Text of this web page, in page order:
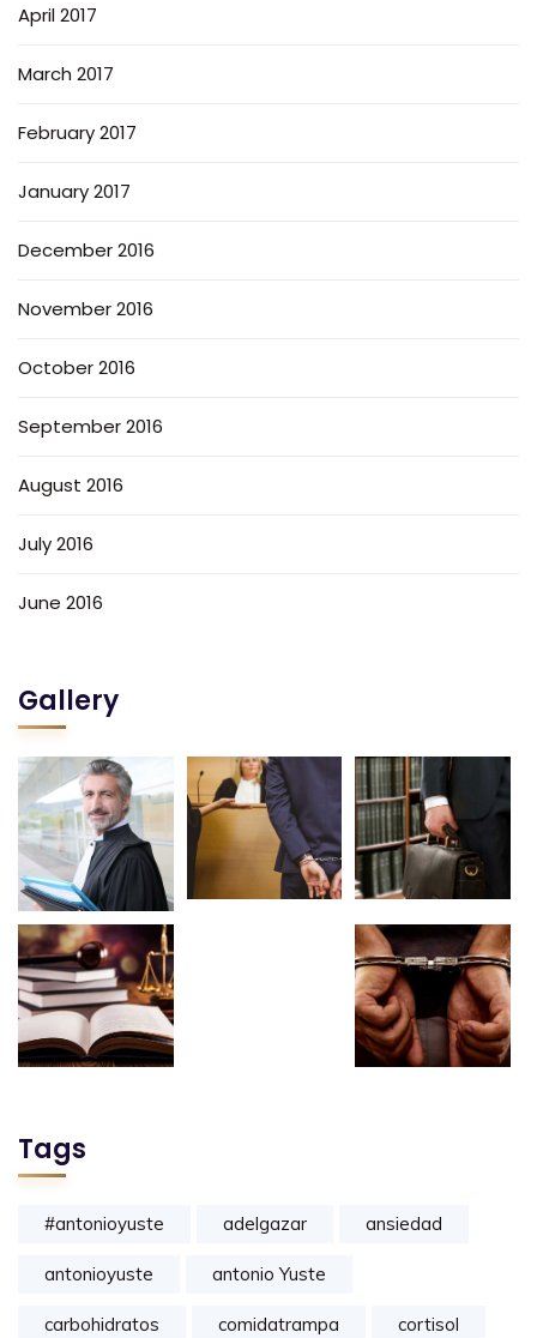
April 2017
March 2017
February 2017
January 2017
December 2016
November 2016
October 2016
September 2016
August 2016
July 2016
June 2016
Gallery
Tags
#antonioyuste adelgazar ansiedad
antonioyuste antonio Yuste
carbohidratos comidatrampa cortisol